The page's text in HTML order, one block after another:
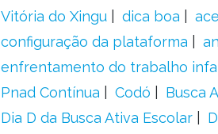
Vitória do Xingu
dica boa
configuração da plataforma
enfrentamento do trabalho
Pnad Contínua
Codó Busca
Dia D da Busca Ativa Escolar